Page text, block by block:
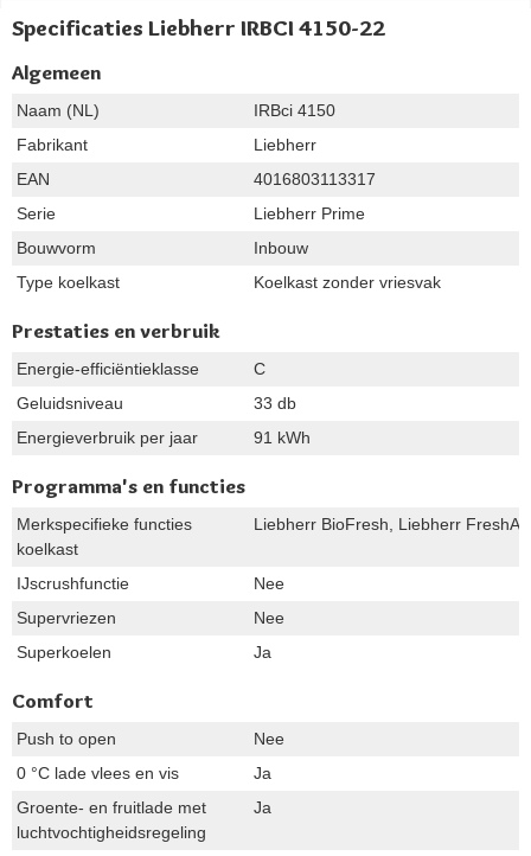
Specificaties Liebherr IRBCI 4150-22
Algemeen
Naam (NL)
IRBci 4150
Fabrikant
Liebherr
EAN
4016803113317
Serie
Liebherr Prime
Bouwvorm
Inbouw
Type koelkast
Koelkast zonder vriesvak
Prestaties en verbruik
Energie-efficiëntieklasse
C
Geluidsniveau
33 db
Energieverbruik per jaar
91 kWh
Programma's en functies
Merkspecifieke functies
koelkast
Liebherr BioFresh, Liebherr
IJscrushfunctie
Nee
Supervriezen
Nee
Superkoelen
Ja
Comfort
Push to open
Nee
0 °C lade vlees en vis
Ja
Groente- en fruitlade met
luchtvochtigheidsregeling
Ja